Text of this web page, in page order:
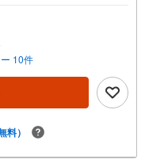
リー21アース住販のポ
◆全国約970店舗あるセ
、アメリカ本部が設ける
受賞できない賞。それが
そのセンチュリオンを200
ております。◆住宅ローン
算も行っております。人
10件
料）